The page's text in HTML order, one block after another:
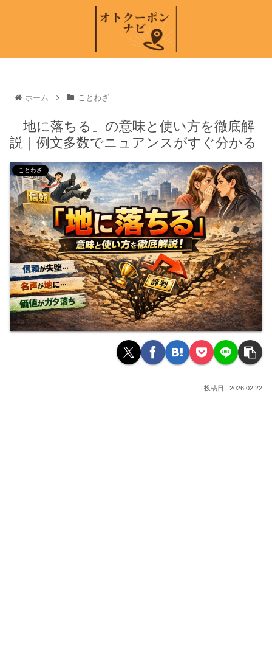
ホーム ことわざ
「地に落ちる」の意味と使い方を徹底解
説｜例文多数でニュアンスがすぐ分かる
ことわざ
2026.02.22